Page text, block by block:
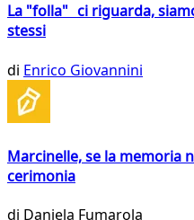
La "folla" ci riguarda,
stessi
di Enrico Giovannini
Marcinelle, se la memoria
cerimonia
di Daniela Fumarola